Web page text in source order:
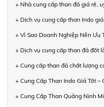
+ Nhà cung cấp than đá giá rẻ,
+ Dịch vụ cung cấp than Indo
+ Vì Sao Doanh Nghiệp Nên Ưu
+ Dịch vụ cung cấp than đá đốt
+ Cung cấp than đá chất lượng
+ Cung Cấp Than Indo Giá Tốt
+ Cung Cấp Than Quảng Ninh